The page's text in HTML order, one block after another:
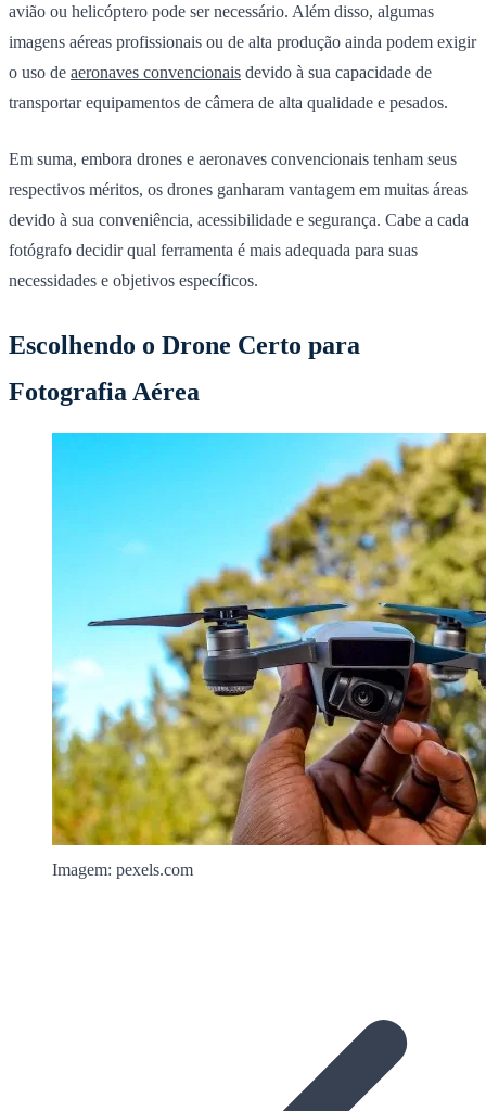
avião ou helicóptero pode ser necessário. Além disso, algumas
imagens aéreas profissionais ou de alta produção ainda podem exigir
o uso de aeronaves convencionais devido à sua capacidade de
transportar equipamentos de câmera de alta qualidade e pesados.
Em suma, embora drones e aeronaves convencionais tenham seus
respectivos méritos, os drones ganharam vantagem em muitas áreas
devido à sua conveniência, acessibilidade e segurança. Cabe a cada
fotógrafo decidir qual ferramenta é mais adequada para suas
necessidades e objetivos específicos.
Escolhendo o Drone Certo para
Fotografia Aérea
Imagem: pexels.com